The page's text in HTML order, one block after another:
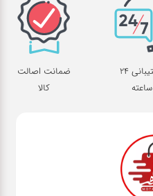
پشتیبانی 24
ساعته
ضمانت اصالت
کالا